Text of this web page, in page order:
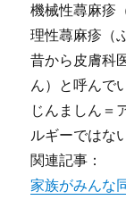
機械性蕁麻疹
理性蕁麻疹（
昔から皮膚科
ん）と呼んで
じんましん＝
ルギーではな
関連記事：
家族がみんな